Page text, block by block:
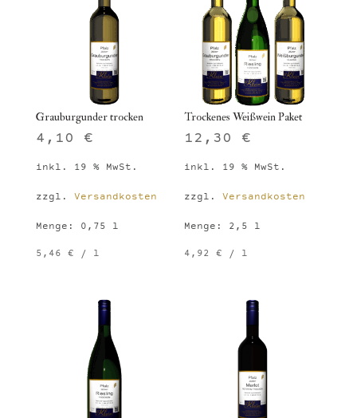
Grauburgunder trocken
4,10 €
inkl. 19 % MwSt.
zzgl. Versandkosten
Menge: 0,75 l
5,46 € / l
Trockenes Weißwein Paket
12,30 €
inkl. 19 % MwSt.
zzgl. Versandkosten
Menge: 2,5 l
4,92€ / l